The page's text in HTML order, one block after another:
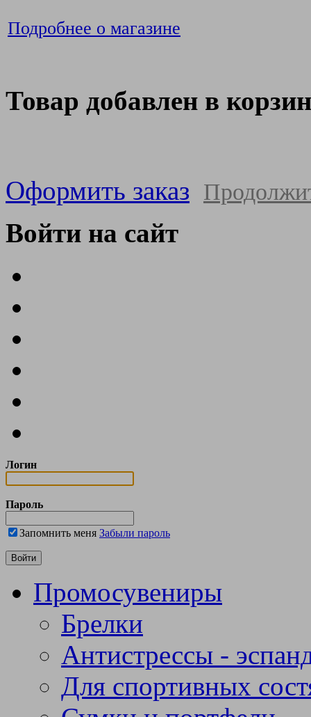
Подробнее о магазине
Товар добавлен в
Оформить заказ
Войти на сайт
Логин
Пароль
Запомнить меня Забыли пароль
Промосувениры
Брелки
Антистрессы -
Для спортивных